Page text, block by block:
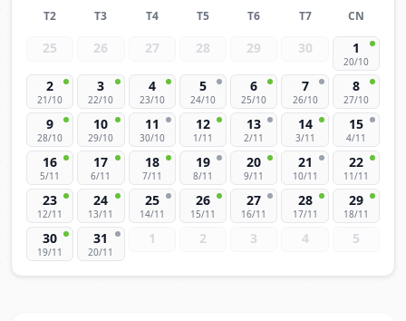
T2 T3 T4 T5 T6 T7 CN
25 26 27 28 29 30 1
20/10
2
21/10
3
22/10
4
23/10
5
24/10
6
25/10
7
26/10
8
27/10
9
28/10
10
29/10
11
30/10
12
1/11
13
2/11
14
3/11
15
4/11
16
5/11
17
6/11
18
7/11
19
8/11
20
9/11
21
10/11
22
11/11
23
12/11
24
13/11
25
14/11
26
15/11
27
16/11
28
17/11
29
18/11
30
19/11
31
20/11
1 2 3 4 5